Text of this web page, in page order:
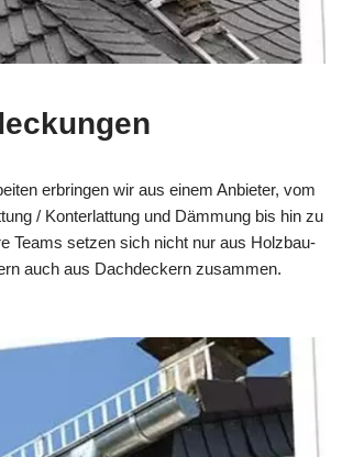
erbringen wir aus einem Anbieter, vom
/ Konterlattung und Dämmung bis hin zu
Teams setzen sich nicht nur aus Holzbau-
auch aus Dachdeckern zusammen.